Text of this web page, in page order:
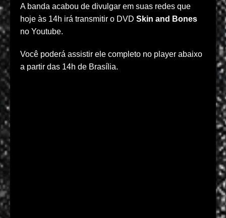
A banda acabou de divulgar em suas redes que
hoje às 14h irá transmitir o DVD Skin and Bones
no Youtube.
Você poderá assistir ele completo no player abaixo
a partir das 14h de Brasília.